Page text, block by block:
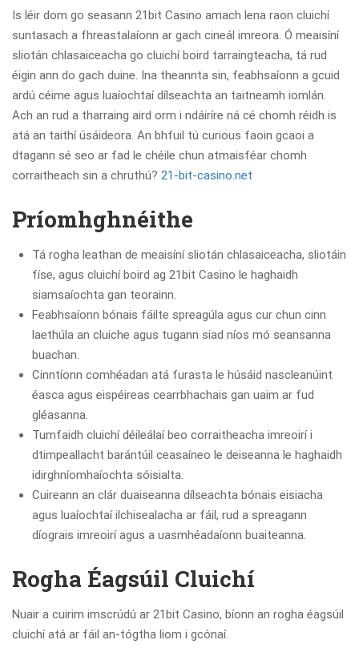
Is léir dom go seasann 21bit Casino amach lena raon cluichí
suntasach a fhreastalaíonn ar gach cineál imreora. Ó meaisíní
sliotán chlasaiceacha go cluichí boird tarraingteacha, tá rud
éigin ann do gach duine. Ina theannta sin, feabhsaíonn a gcuid
ardú céime agus luaíochtaí dílseachta an taitneamh iomlán.
Ach an rud a tharraing aird orm i ndáiríre ná cé chomh réidh is
atá an taithí úsáideora. An bhfuil tú curious faoin gcaoi a
dtagann sé seo ar fad le chéile chun atmaisféar chomh
corraitheach sin a chruthú? 21-bit-casino.net
Príomhghnéithe
Tá rogha leathan de meaisíní sliotán chlasaiceacha, sliotáin
físe, agus cluichí boird ag 21bit Casino le haghaidh
siamsaíochta gan teorainn.
Feabhsaíonn bónais fáilte spreagúla agus cur chun cinn
laethúla an cluiche agus tugann siad níos mó seansanna
buachan.
Cinntíonn comhéadan atá furasta le húsáid nascleanúint
éasca agus eispéireas cearrbhachais gan uaim ar fud
gléasanna.
Tumfaidh cluichí déileálaí beo corraitheacha imreoirí i
dtimpeallacht barántúil ceasaíneo le deiseanna le haghaidh
idirghníomhaíochta sóisialta.
Cuireann an clár duaiseanna dílseachta bónais eisiacha
agus luaíochtaí ilchisealacha ar fáil, rud a spreagann
díograis imreoirí agus a uasmhéadaíonn buaiteanna.
Rogha Éagsúil Cluichí
Nuair a cuirim imscrúdú ar 21bit Casino, bíonn an rogha éagsúil
cluichí atá ar fáil an-tógtha liom i gcónaí.